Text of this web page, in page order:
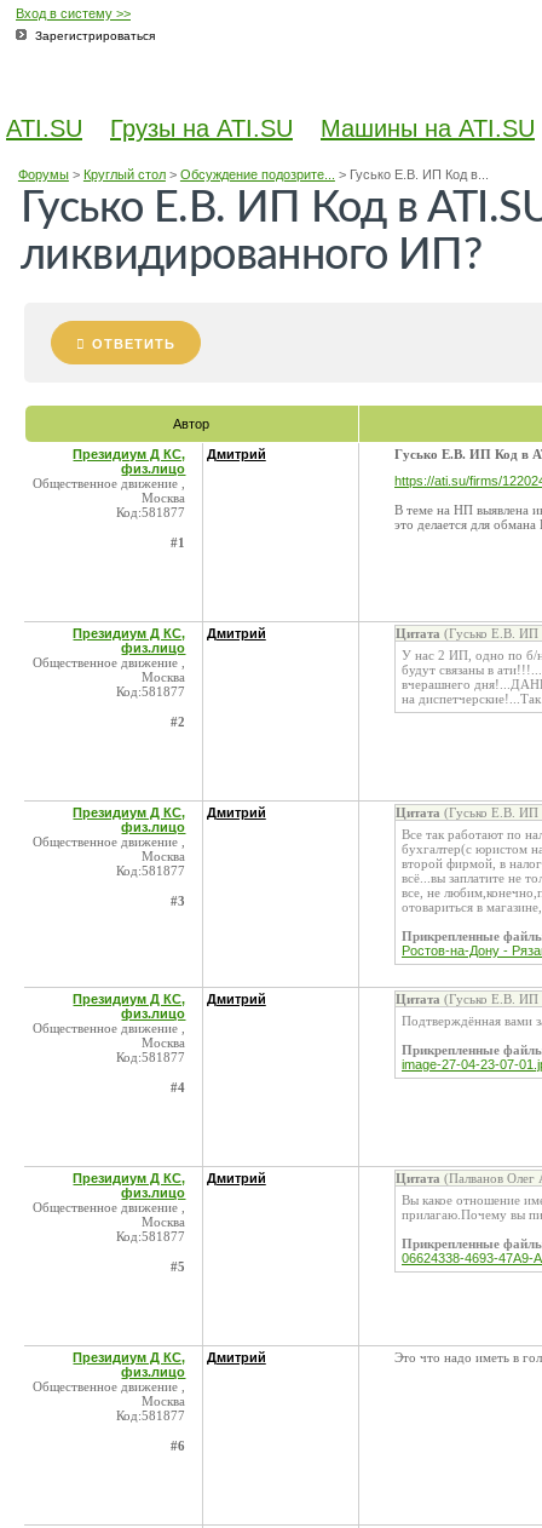
Вход в систему >>
Зарегистрироваться
ATI.SU Грузы на ATI.SU Машины на ATI.SU
Форумы> Круглый стол> Обсуждение подозрите... > Гусько Е.В. ИП Код в...
Гусько Е.В. ИП Код в
ликвидированного ИП?
ОТВЕТИТЬ
Автор
Президиум Д КС,
физ.лицо
Общественное движение ,
Москва
Код:581877
#1
Дмитрий
Гусько Е.В. ИП Код в
https://ati.su/firms/
В теме на НП выявлена
это делается для обмана
Президиум Д КС,
физ.лицо
Общественное движение ,
Москва
Код:581877
#2
Дмитрий Цитата (Гусько Е.В. ИП
У нас 2 ИП, одно по б/
будут связаны в
вчерашнего
на
Президиум Д КС,
физ.лицо
Общественное движение ,
Москва
Код:581877
#3
Дмитрий Цитата (Гусько Е.В. ИП
Все так работают по
бухгалтер(с юристом
второй фирмой, в
всё...вы заплатите не
все, не
отовариться в
Прикрепленные
Ростов-на-Дону -
Президиум Д КС,
физ.лицо
Общественное движение ,
Москва
Код:581877
#4
Дмитрий Цитата (Гусько Е.В. ИП
Подтверждённая вами
Прикрепленные
image-27-04-23-07-
Президиум Д КС,
физ.лицо
Общественное движение ,
Москва
Код:581877
#5
Дмитрий Цитата (Палванов
Вы какое отношение
прилагаю.Почему вы
Прикрепленные
06624338-4693-47A9-
Президиум Д КС,
физ.лицо
Общественное движение ,
Москва
Код:581877
#6
Дмитрий Это что надо иметь в